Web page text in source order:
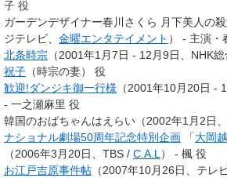
子 役
ガーデンデザイナー春川さくら 月下美人の
ジテレビ、 金曜エンタテイメント ） - 主演・
北条時宗 （2001年1月7日 - 12月9日、NHK総
祝子 （時宗の妻） 役
歓迎!ダンジキ御一行様 （2001年10月20日 -
- 一之瀬麻里 役
韓国のおばちゃんはえらい（2002年1月2日
ナショナル劇場50周年記念特別企画 「大岡
（2006年3月20日、TBS / C.A.L） - 楓 役
お江戸吉原事件帖 （2007年10月26日、テレ